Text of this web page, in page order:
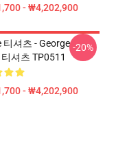
- ₩4,202,900
티셔츠 - George
셔츠 TP0511
- ₩4,202,900
-20%